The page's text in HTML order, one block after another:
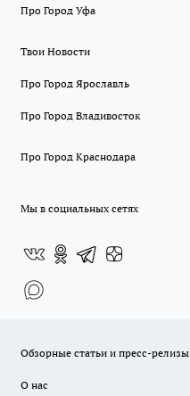
Про Город Уфа
Твои Новости
Про Город Ярославль
Про Город Владивосток
Про Город Краснодара
Мы в социальных сетях
Обзорные статьи и пресс-релизы
О нас